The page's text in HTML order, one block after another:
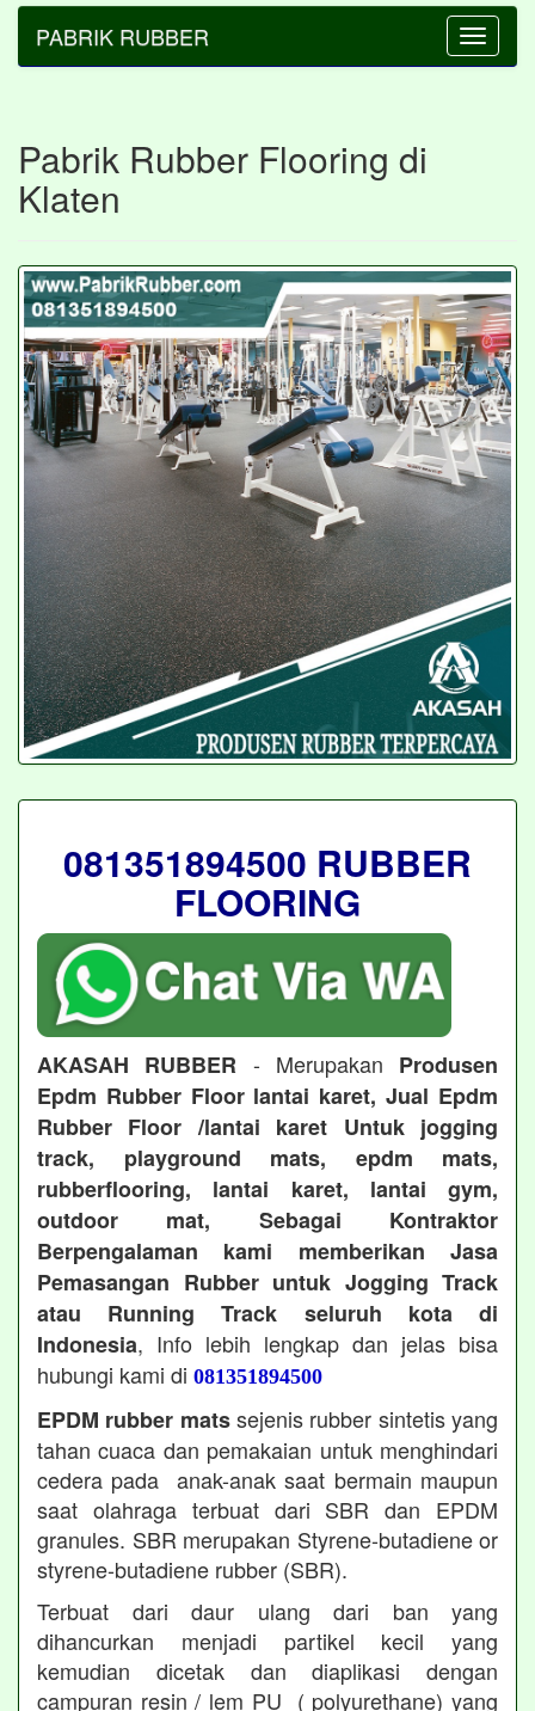
Toggle
PABRIK RUBBER
Pabrik Rubber Flooring di
Klaten
081351894500 RUBBER
FLOORING
AKASAH RUBBER - Merupakan Produsen
Epdm Rubber Floor lantai karet, Jual Epdm
Rubber Floor /lantai karet Untuk jogging
track, playground mats, epdm mats,
rubberflooring, lantai karet, lantai gym,
outdoor mat, Sebagai Kontraktor
Berpengalaman kami memberikan Jasa
Pemasangan Rubber untuk Jogging Track
atau Running Track seluruh kota di
Indonesia, Info lebih lengkap dan jelas bisa
hubungi kami di 081351894500
EPDM rubber matssejenis rubber sintetis yang
tahan cuaca dan pemakaian untuk menghindari
cedera pada anak-anak saat bermain maupun
saat olahraga terbuat dari SBR dan EPDM
granules. SBR merupakan Styrene-butadiene or
styrene-butadiene rubber (SBR).
Terbuat dari daur ulang dari ban yang
dihancurkan menjadi partikel kecil yang
kemudian dicetak dan diaplikasi dengan
campuran resin / lem PU ( polyurethane) yang